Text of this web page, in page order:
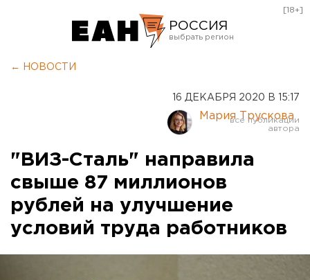
РОССИЯ
Курган
Оренбург
[18+]
← НОВОСТИ
16 ДЕКАБРЯ 2020 В 15:17
Мария Трускова
"ВИЗ-Сталь" направила
свыше 87 миллионов
рублей на улучшение
условий труда работников